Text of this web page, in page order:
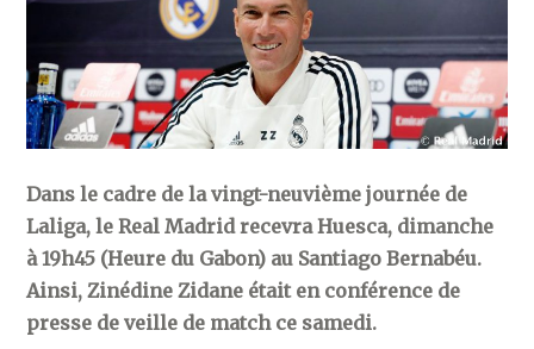
Dans le cadre de la vingt-neuvième journée de
Laliga, le Real Madrid recevra Huesca, dimanche
à 19h45 (Heure du Gabon) au Santiago Bernabéu.
Ainsi, Zinédine Zidane était en conférence de
presse de veille de match ce samedi.